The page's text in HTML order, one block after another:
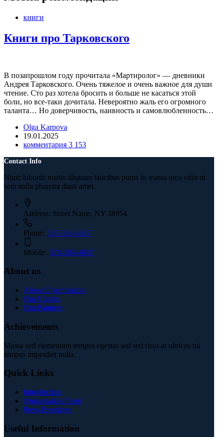
книги
Книги про Тарковского
В позапрошлом году прочитала «Мартиролог» — дневники
Андрея Тарковского. Очень тяжелое и очень важное для души
чтение. Сто раз хотела бросить и больше не касаться этой
боли, но все-таки дочитала. Невероятно жаль его огромного
таланта… Но доверчивость, наивность и самовлюбленность…
Olga Karpova
19.01.2025
комментария 3 153
Contact Info
Nunc lobortis mattis aliquam faucibus purus in massa arcu odio ut
sem nulla pharetra diam amet.
Address: Street Name, NY 38954
Phone: 578-393-4937
Mobile: 578-393-4937
About us
About Organization
Our Clients
Our Partners
Achievements
Massa sed elementum tempus egestas sed sed risus at ultrices mi
tempus imperdiet nulla.
Quick Links
Introduction
Organisation Team
Press Enquiries
Useful Information